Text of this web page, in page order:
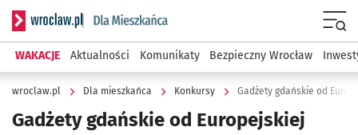
Serwis informacyjny wroclaw.pl podserwis: Dla mieszkańca
WAKACJE Aktualności Komunikaty Bezpieczny Wrocław
wroclaw.pl Dla mieszkańca Konkursy Gadżety gdańskie od
Gadżety gdańskie od Europejskiej